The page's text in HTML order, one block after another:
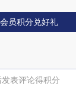
员积分兑好礼
发表评论得积分